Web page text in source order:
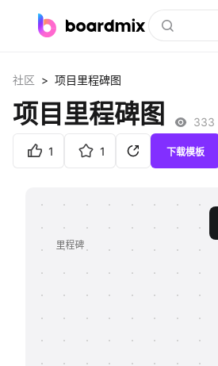
社区资源
私有化部署
客户案例
支持
社区 > 项目里程碑图
项目里程碑图 333
1 1 下载模板